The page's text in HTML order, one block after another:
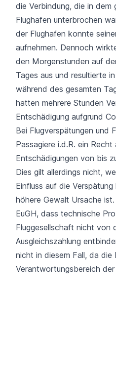
die Verbindung, die in dem
Flughafen unterbrochen
der Flughafen konnte
aufnehmen. Dennoch
den Morgenstunden auf
Tages aus und resultierte
während des gesamten
hatten mehrere Stunden
Entschädigung aufgrund
Bei Flugverspätungen und
Passagiere i.d.R. ein Recht
Entschädigungen von bis
Dies gilt allerdings nicht,
Einfluss auf die
höhere Gewalt Ursache
EuGH, dass technische
Fluggesellschaft nicht von
Ausgleichszahlung
nicht in diesem Fall, da die
Verantwortungsbereich der